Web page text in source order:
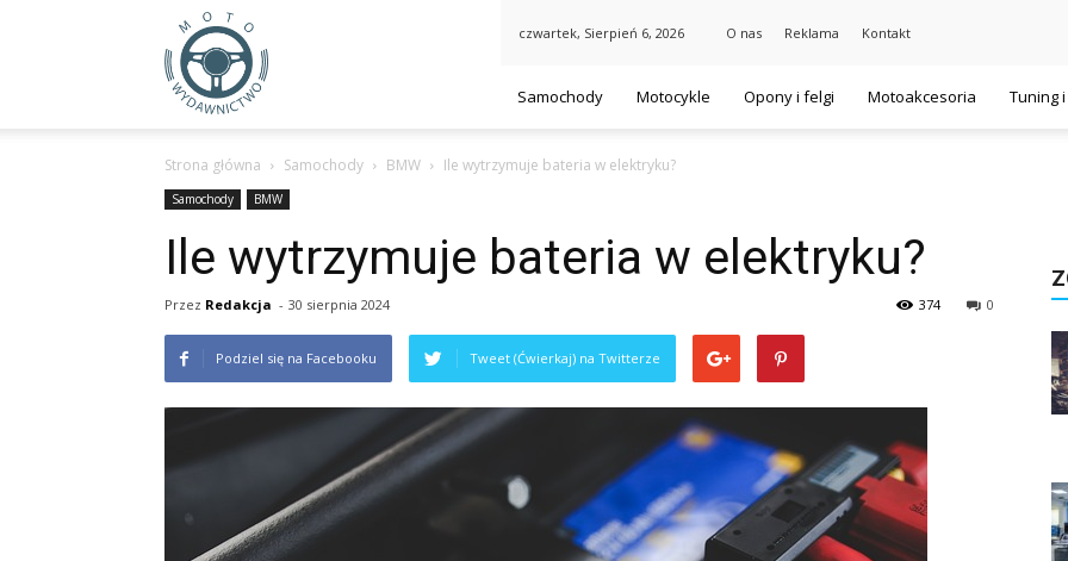
MotoWydawnictwo.pl
czwartek, Sierpień 6, 2026 O nas Reklama Kontakt
Samochody Motocykle Opony i felgi Motoakcesoria Tuning
Strona główna Samochody BMW Ile wytrzymuje bateria w elektryku?
Samochody BMW
Ile wytrzymuje bateria w elektryku?
Przez Redakcja - 30 sierpnia 2024 0
374
Podziel się na Facebooku Tweet (Ćwierkaj) na Twitterze